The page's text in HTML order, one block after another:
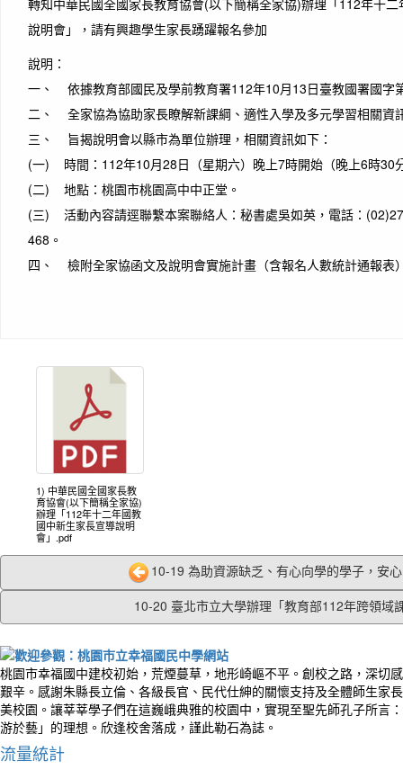
轉知中華民國全國家長教育協會(以下簡稱全家協)辦理「112年十
說明會」，請有興趣學生家長踴躍報名參加
說明：
一、 依據教育部國民及學前教育署112年10月13日臺教國署國字
二、 全家協為協助家長瞭解新課綱、適性入學及多元學習相關資
三、 旨揭說明會以縣市為單位辦理，相關資訊如下：
(一) 時間：112年10月28日（星期六）晚上7時開始（晚上6時30
(二) 地點：桃園市桃園高中中正堂。
(三) 活動內容請逕聯繫本案聯絡人：秘書處吳如英，電話：
468。
四、 檢附全家協函文及說明會實施計畫（含報名人數統計通報表
1) 中華民國全國家長教
育協會(以下簡稱全家協)
辦理「112年十二年國教
國中新生家長宣導說明
會」.pdf
10-19 為助資源缺乏、有心向學的學子，安
10-20 臺北市立大學辦理「教育部112年跨領域
桃園市幸福國中建校初始，荒煙蔓草，地形崎嶇不平。創校之路，深切
艱辛。感謝朱縣長立倫、各級長官、民代仕紳的關懷支持及全體師生家
美校園。讓莘莘學子們在這巍峨典雅的校園中，實現至聖先師孔子所言
游於藝」的理想。欣逢校舍落成，謹此勒石為誌。
流量統計